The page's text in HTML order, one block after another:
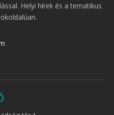
Helyi hírek és a tematikus